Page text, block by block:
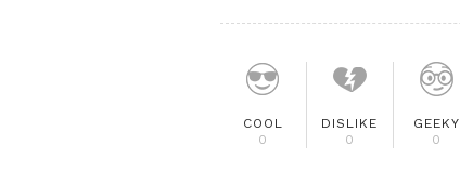
COOL
0
DISLIKE
0
GEEKY
0